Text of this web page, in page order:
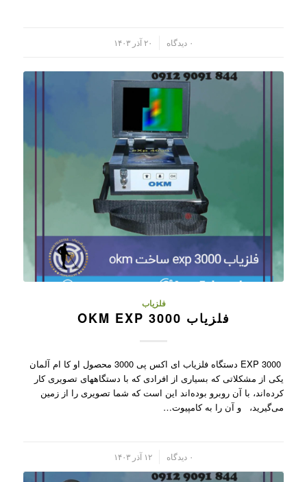
۰ دیدگاه ۲۰ آذر ۱۴۰۳
فلزیاب
فلزیاب OKM EXP 3000
EXP 3000 دستگاه فلزیاب ای اکس پی 3000 محصول او کا ام آلمان
یکی از مشکلاتی که بسیاری از افرادی که با دستگاههای تصویری کار
کرده‌اند، با آن روبرو بوده‌اند این است که شما تصویری را از زمین
می‌گیرید، و آن را به کامپیو‌ت…
۰ دیدگاه ۱۲ آذر ۱۴۰۳